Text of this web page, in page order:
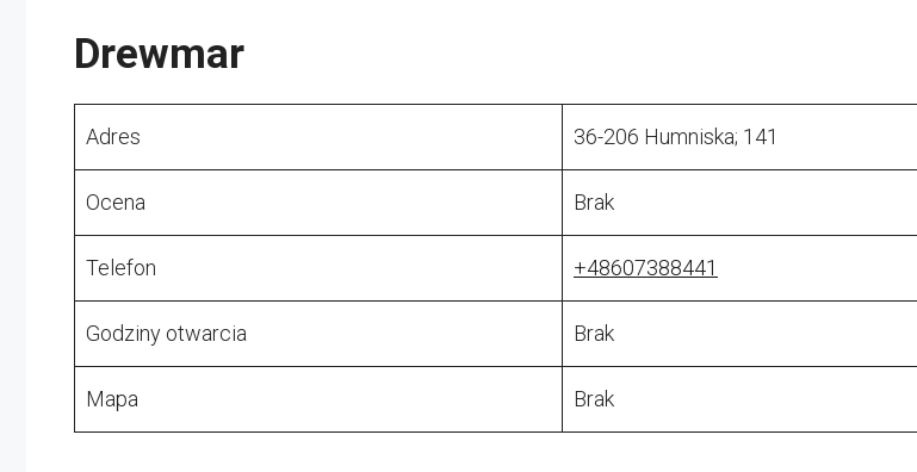
Drewmar
Adres 36-206 Humniska; 141
Ocena Brak
Telefon +48607388441
Godziny otwarcia Brak
Mapa Brak